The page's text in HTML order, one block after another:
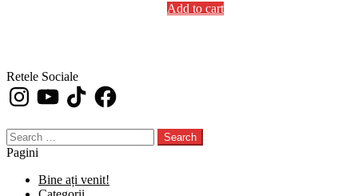
Add to cart
Retele Sociale
InstagramYouTubeTikTokFacebook
Search
for:
Pagini
Bine ați venit!